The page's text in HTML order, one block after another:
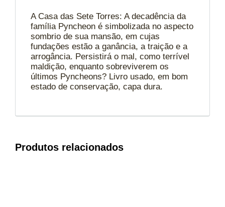
A Casa das Sete Torres: A decadência da
família Pyncheon é simbolizada no aspecto
sombrio de sua mansão, em cujas
fundações estão a ganância, a traição e a
arrogância. Persistirá o mal, como terrível
maldição, enquanto sobreviverem os
últimos Pyncheons? Livro usado, em bom
estado de conservação, capa dura.
Produtos relacionados